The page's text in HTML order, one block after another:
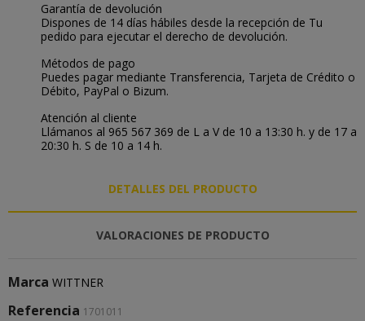
Garantía de devolución
Dispones de 14 días hábiles desde la recepción de Tu
pedido para ejecutar el derecho de devolución.
Métodos de pago
Puedes pagar mediante Transferencia, Tarjeta de Crédito o
Débito, PayPal o Bizum.
Atención al cliente
Llámanos al 965 567 369 de L a V de 10 a 13:30 h. y de 17 a
20:30 h. S de 10 a 14 h.
DETALLES DEL PRODUCTO
VALORACIONES DE PRODUCTO
Marca WITTNER
Referencia 1701011